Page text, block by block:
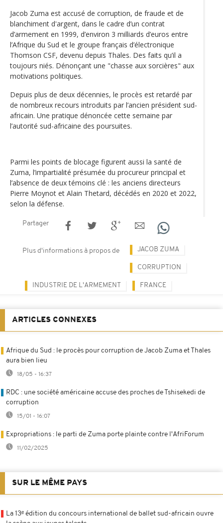
Jacob Zuma est accusé de corruption, de fraude et de
blanchiment d'argent, dans le cadre d’un contrat
d’armement en 1999, d’environ 3 milliards d’euros entre
l’Afrique du Sud et le groupe français d’électronique
Thomson CSF, devenu depuis Thales. Des faits qu’il a
toujours niés. Dénonçant une "chasse aux sorcières" aux
motivations politiques.
Depuis plus de deux décennies, le procès est retardé par
de nombreux recours introduits par l’ancien président sud-
africain. Une pratique dénoncée cette semaine par
l’autorité sud-africaine des poursuites.
Parmi les points de blocage figurent aussi la santé de
Zuma, l’impartialité présumée du procureur principal et
l’absence de deux témoins clé : les anciens directeurs
Pierre Moynot et Alain Thetard, décédés en 2020 et 2022,
selon la défense.
Partager
Plus d'informations à propos de JACOB ZUMA
CORRUPTION
INDUSTRIE DE L'ARMEMENT FRANCE
ARTICLES CONNEXES
Afrique du Sud : le procès pour corruption de Jacob Zuma et Thales
aura bien lieu
18/05 - 16:37
RDC : une société américaine accuse des proches de Tshisekedi de
corruption
15/01 - 16:07
Expropriations : le parti de Zuma porte plainte contre l'AfriForum
11/02/2025
SUR LE MÊME PAYS
La 13ᵉ édition du concours international de ballet sud-africain ouvre